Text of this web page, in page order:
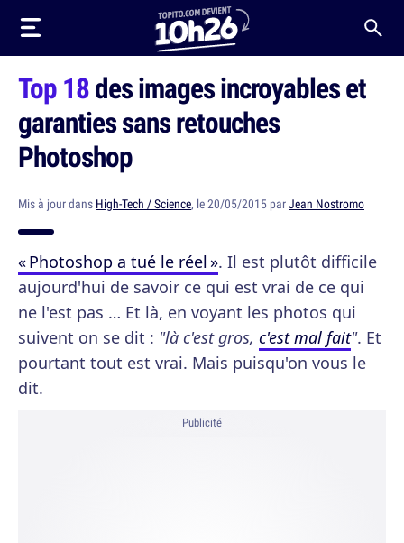
Top 18des images incroyables et
garanties sans retouches
Photoshop
Mis à jour dans High-Tech / Science, le 20/05/2015 parJean Nostromo
« Photoshop a tué le réel ». Il est plutôt difficile
aujourd'hui de savoir ce qui est vrai de ce qui
ne l'est pas … Et là, en voyant les photos qui
suivent on se dit : "là c'est gros, c'est mal fait". Et
pourtant tout est vrai. Mais puisqu'on vous le
dit.
Publicité